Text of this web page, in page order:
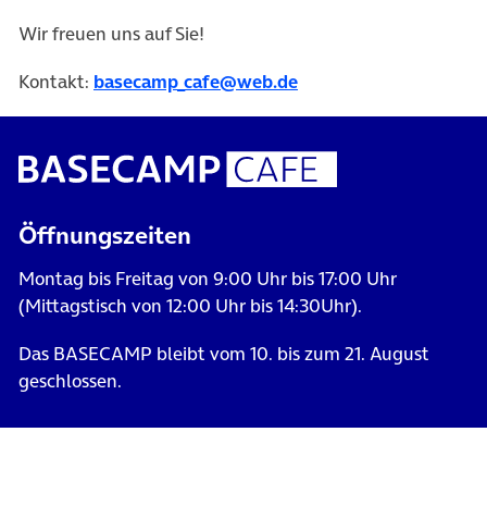
Wir freuen uns auf Sie!
Kontakt: basecamp_cafe@web.de
Öffnungszeiten
Montag bis Freitag von 9:00 Uhr bis 17:00 Uhr
(Mittagstisch von 12:00 Uhr bis 14:30Uhr).
Das BASECAMP bleibt vom 10. bis zum 21. August
geschlossen.